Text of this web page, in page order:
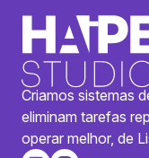
Criamos sistemas
eliminam tarefas
operar melhor, de